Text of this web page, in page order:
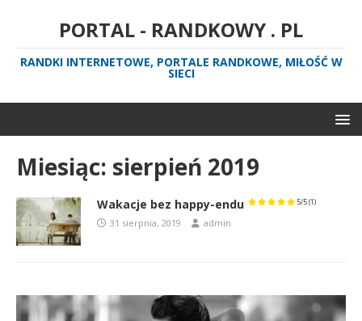
PORTAL - RANDKOWY . PL
RANDKI INTERNETOWE, PORTALE RANDKOWE, MIŁOŚĆ W
SIECI
Miesiąc: sierpień 2019
Wakacje bez happy-endu 5/5(1)
31 sierpnia, 2019 admin